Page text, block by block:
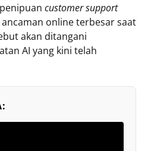
customer support
online terbesar saat
akan ditangani
AI yang kini telah